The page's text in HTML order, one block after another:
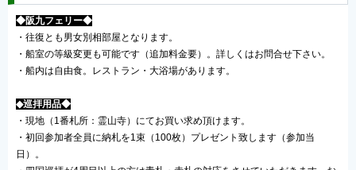
◆阪九フェリー◆
・往復とも男女別相部屋となります。
・船室の等級変更も可能です（追加料金要）。詳しくはお問合せ下さい。
・船内は自由食。レストラン・大浴場があります。
◆巡拝用品◆
・現地（1番札所：霊山寺）にてお買い求め頂けます。
・初回参加者全員に納札を1束（100枚）プレゼント致します（参加当
日）。